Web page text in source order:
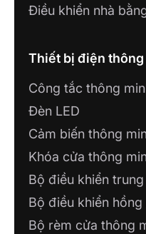
CÔNG TY GIẢI
Rạch Giá, Tỉnh
CÔNG TY
MẠI NHÀ
A63, P. Phú
Thuận
SHOWROOM
Số 63 Hùng
Thành Phố Bắc
Điều khiển nhà
Thiết bị điện thông
Công tắc thông
Đèn LED
Cảm biến thông
Khóa cửa thông
Bộ điều khiển
Bộ điều khiển hồng
Bộ rèm cửa thông